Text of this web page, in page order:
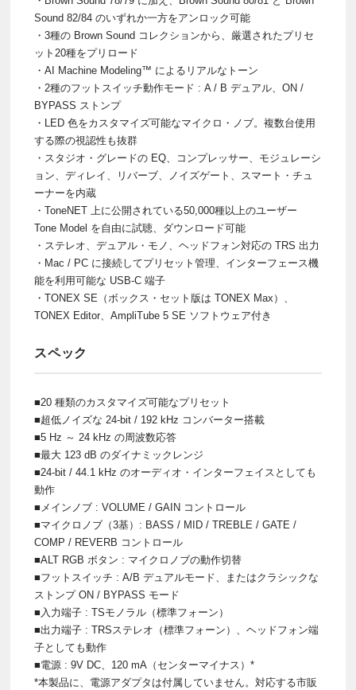
Sound 82/84 のいずれか一方をアンロック可能
・3種の Brown Sound コレクションから、厳選されたプリセ
ット20種をプリロード
・AI Machine Modeling™ によるリアルなトーン
・2種のフットスイッチ動作モード : A / B デュアル、ON /
BYPASS ストンプ
・LED 色をカスタマイズ可能なマイクロ・ノブ。複数台使用
する際の視認性も抜群
・スタジオ・グレードの EQ、コンプレッサー、モジュレーシ
ョン、ディレイ、リバーブ、ノイズゲート、スマート・チュ
ーナーを内蔵
・ToneNET 上に公開されている50,000種以上のユーザー
Tone Model を自由に試聴、ダウンロード可能
・ステレオ、デュアル・モノ、ヘッドフォン対応の TRS 出力
・Mac / PC に接続してプリセット管理、インターフェース機
能を利用可能な USB-C 端子
・TONEX SE（ボックス・セット版は TONEX Max）、
TONEX Editor、AmpliTube 5 SE ソフトウェア付き
スペック
■20 種類のカスタマイズ可能なプリセット
■超低ノイズな 24-bit / 192 kHz コンバーター搭載
■5 Hz ～ 24 kHz の周波数応答
■最大 123 dB のダイナミックレンジ
■24-bit / 44.1 kHz のオーディオ・インターフェイスとしても
動作
■メインノブ : VOLUME / GAIN コントロール
■マイクロノブ（3基）: BASS / MID / TREBLE / GATE /
COMP / REVERB コントロール
■ALT RGB ボタン : マイクロノブの動作切替
■フットスイッチ : A/B デュアルモード、またはクラシックな
ストンプ ON / BYPASS モード
■入力端子 : TSモノラル（標準フォーン）
■出力端子 : TRSステレオ（標準フォーン）、ヘッドフォン端
子としても動作
■電源 : 9V DC、120 mA（センターマイナス）*
*本製品に、電源アダプタは付属していません。対応する市販